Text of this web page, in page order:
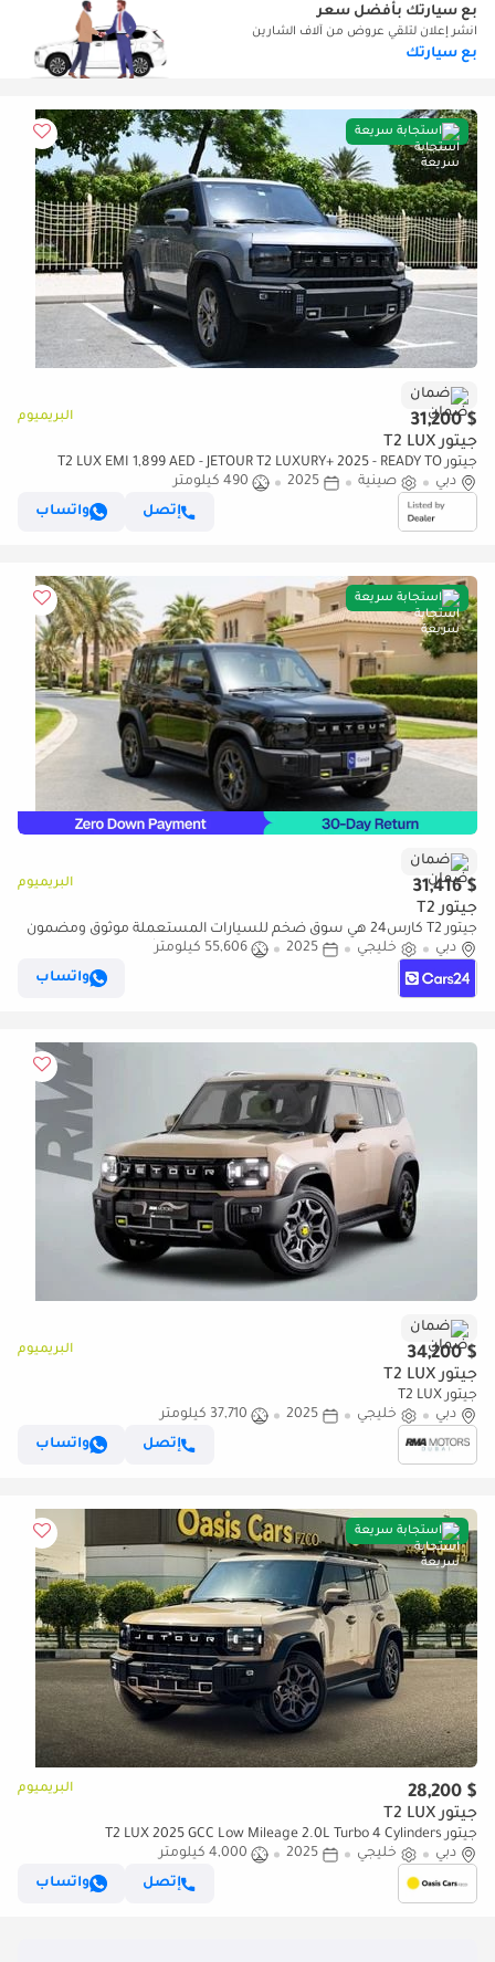
بع سيارتك بأفضل سعر
انشر إعلان لتلقي عروض من آلاف الشارين
بع سيارتك
استجابة سريعة
ضمان
$ 31,200 البريميوم
جيتور T2 LUX
جيتور T2 LUX EMI 1,899 AED - JETOUR T2 LUXURY+ 2025 - READY TO
DRIVE - NO WAITING
دبي صينية 2025
490 كيلومتر
إتصل
واتساب
استجابة سريعة
ضمان
$ 31,416 البريميوم
جيتور T2
جيتور T2 كارس24 هي سوق ضخم للسيارات المستعملة موثوق ومضمون
٪كارس24 هي سوق ضخم للسيارات المستعملة موثوق ومضمون
دبي خليجي 2025
55,606 كيلومتر
واتساب
ضمان
$ 34,200 البريميوم
جيتور T2 LUX
جيتور T2 LUX
دبي
خليجي 2025
37,710 كيلومتر
إتصل
واتساب
استجابة سريعة
$ 28,200 البريميوم
جيتور T2 LUX
جيتور T2 LUX 2025 GCC Low Mileage 2.0L Turbo 4 Cylinders
دبي
خليجي 2025
4,000 كيلومتر
إتصل
واتساب